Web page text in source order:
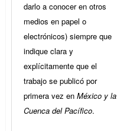
darlo a conocer en otros
medios en papel o
electrónicos) siempre que
indique clara y
explícitamente que el
trabajo se publicó por
primera vez en México y la
Cuenca del Pacífico.